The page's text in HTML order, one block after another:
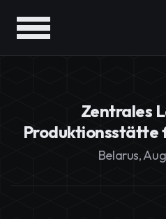
Zentrales
Produktionsstätte
Belarus,